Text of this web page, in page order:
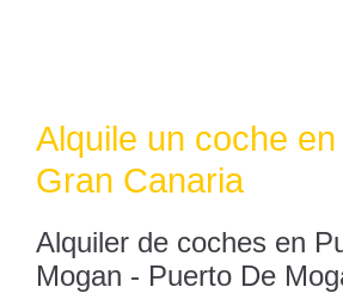
Alquile un coche
Gran Canaria
Alquiler de coches en
Mogan - Puerto De